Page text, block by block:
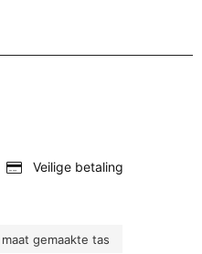
Veilige betaling
gemaakte tas